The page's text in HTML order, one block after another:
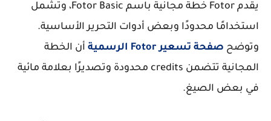
يقدم Fotor خطة مجانية باسم Fotor Basic، وتشمل
استخدامًا محدودًا وبعض أدوات التحرير الأساسية.
وتوضح صفحة تسعير Fotor الرسمية
أن الخطة
المجانية تتضمن credits محدودة وتصديرًا بعلامة مائية
في بعض الصيغ.